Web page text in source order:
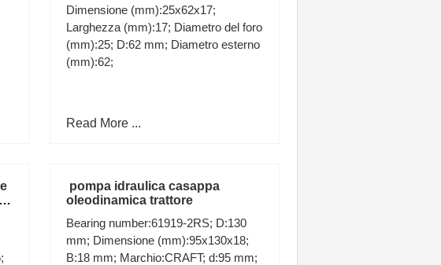
Dimensione (mm):25x62x17;
Larghezza (mm):17; Diametro del foro
(mm):25; D:62 mm; Diametro esterno
(mm):62;
Read More ...
pompa idraulica casappa
oleodinamica trattore
Bearing number:61919-2RS; D:130
mm; Dimensione (mm):95x130x18;
B:18 mm; Marchio:CRAFT; d:95 mm;